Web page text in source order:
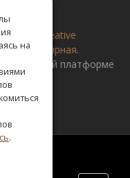
Creative
4.0 Всемирная.
платформе
history
на
.